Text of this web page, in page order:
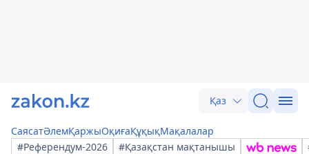
Қаз
СаясатӘлемҚаржыОқиғаҚұқықМақалалар
#Референдум-2026
#Қазақстан мақтанышы